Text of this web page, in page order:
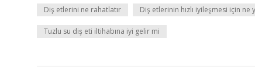
Diş etlerini ne rahatlatır Diş etlerinin hızlı iyileşmesi için ne
Tuzlu su diş eti iltihabına iyi gelir mi